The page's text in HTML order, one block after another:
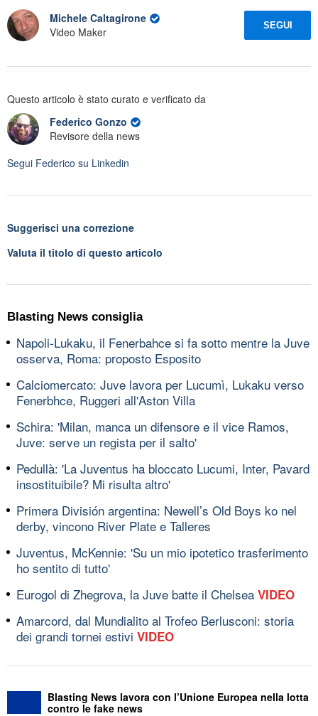
Michele Caltagirone
Video Maker
SEGUI
Questo articolo è stato curato e verificato da
Federico Gonzo
Revisore della news
Segui Federico su Linkedin
Suggerisci una correzione
Valuta il titolo di questo articolo
Blasting News consiglia
Napoli-Lukaku, il Fenerbahce si fa sotto mentre la Juve
osserva, Roma: proposto Esposito
Calciomercato: Juve lavora per Lucumì, Lukaku verso
Fenerbhce, Ruggeri all'Aston Villa
Schira: 'Milan, manca un difensore e il vice Ramos,
Juve: serve un regista per il salto'
Pedullà: 'La Juventus ha bloccato Lucumi, Inter, Pavard
insostituibile? Mi risulta altro'
Primera División argentina: Newell’s Old Boys ko nel
derby, vincono River Plate e Talleres
Juventus, McKennie: 'Su un mio ipotetico trasferimento
ho sentito di tutto'
Eurogol di Zhegrova, la Juve batte il Chelsea VIDEO
Amarcord, dal Mundialito al Trofeo Berlusconi: storia
dei grandi tornei estivi VIDEO
Blasting News lavora con l’Unione Europea nella lotta
contro le fake news